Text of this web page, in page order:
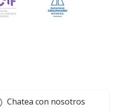
Chatea con nosotros